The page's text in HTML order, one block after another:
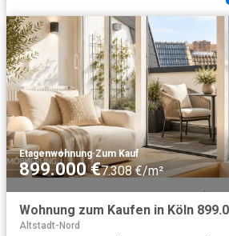
Etagenwohnung·Zum Kauf
899.000 €7.308 €/m²
Altstadt-Nord